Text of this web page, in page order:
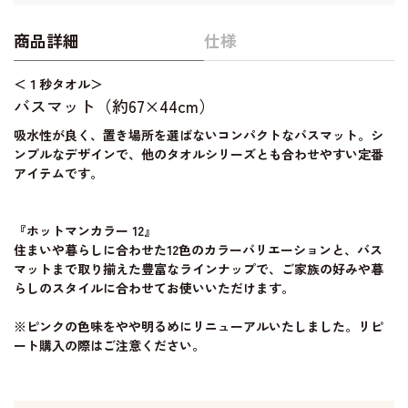
商品詳細 仕様
＜１秒タオル＞
バスマット（約67×44cm）
吸水性が良く、置き場所を選ばないコンパクトなバスマット。シ
ンプルなデザインで、他のタオルシリーズとも合わせやすい定番
アイテムです。
『ホットマンカラー 12』
住まいや暮らしに合わせた12色のカラーバリエーションと、バス
マットまで取り揃えた豊富なラインナップで、ご家族の好みや暮
らしのスタイルに合わせてお使いいただけます。
※ピンクの色味をやや明るめにリニューアルいたしました。リピ
ート購入の際はご注意ください。